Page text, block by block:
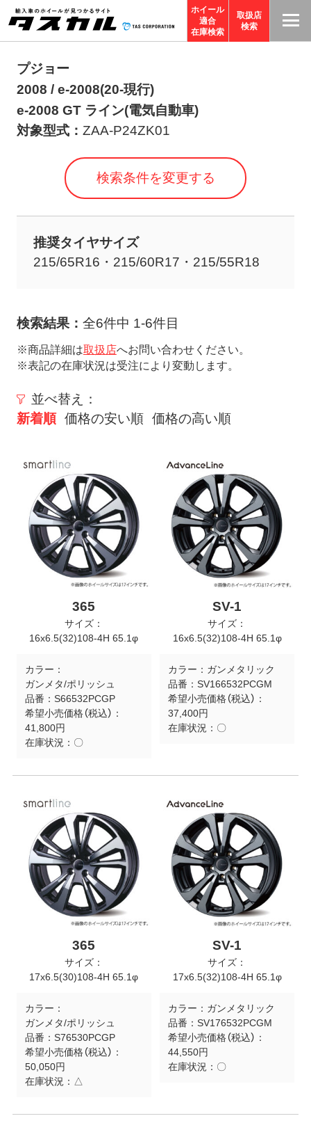
ホイール
適合
在庫検索
取扱店
検索
プジョー
2008 / e-2008(20-現行)
e-2008 GT ライン(電気自動車)
対象型式： ZAA-P24ZK01
検索条件を変更する
推奨タイヤサイズ
215/65R16・215/60R17・215/55R18
検索結果： 全6件中 1-6件目
※商品詳細は取扱店へお問い合わせください。
※表記の在庫状況は受注により変動します。
並べ替え：
新着順 価格の安い順 価格の高い順
365
サイズ：
16x6.5(32)108-4H 65.1φ
カラー：
ガンメタ/ポリッシュ
品番： S66532PCGP
希望小売価格（税込）：
41,800円
在庫状況： 〇
SV-1
サイズ：
16x6.5(32)108-4H 65.1φ
カラー： ガンメタリック
品番： SV166532PCGM
希望小売価格（税込）：
37,400円
在庫状況： 〇
365
サイズ：
17x6.5(30)108-4H 65.1φ
カラー：
ガンメタ/ポリッシュ
品番： S76530PCGP
希望小売価格（税込）：
50,050円
在庫状況： △
SV-1
サイズ：
17x6.5(32)108-4H 65.1φ
カラー： ガンメタリック
品番： SV176532PCGM
希望小売価格（税込）：
44,550円
在庫状況： 〇
T